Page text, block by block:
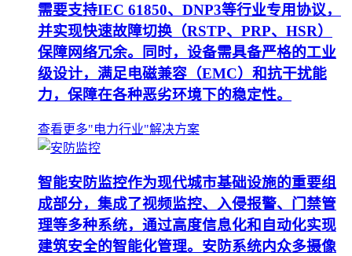
需要支持IEC 61850、DNP3等行业专用协议，
并实现快速故障切换（RSTP、PRP、HSR）
保障网络冗余。同时，设备需具备严格的工业
级设计，满足电磁兼容（EMC）和抗干扰能
力，保障在各种恶劣环境下的稳定性。
查看更多"电力行业"解决方案
智能安防监控作为现代城市基础设施的重要组
成部分，集成了视频监控、入侵报警、门禁管
理等多种系统，通过高度信息化和自动化实现
建筑安全的智能化管理。安防系统内众多摄像